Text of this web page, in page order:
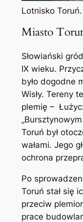
Lotnisko
Miasto
Słowiański
IX wieku.
było dogodne
Wisły. Tereny
plemię –
Toruń był
wałami. Jego
ochrona
Po
Toruń stał się
przeciw
prace